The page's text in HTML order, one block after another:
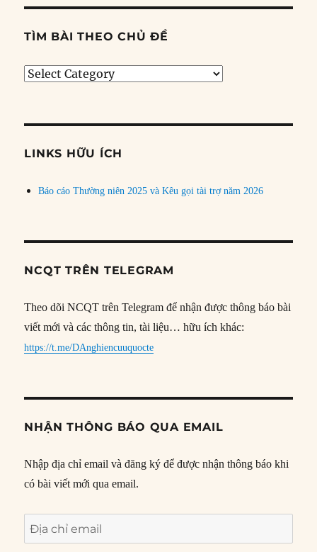
TÌM BÀI THEO CHỦ ĐỀ
Tìm
đề
LINKS HỮU ÍCH
Báo cáo Thường niên 2025 và Kêu gọi tài trợ năm 2026
NCQT TRÊN TELEGRAM
Theo dõi NCQT trên Telegram để nhận được thông báo bài
viết mới và các thông tin, tài liệu… hữu ích khác:
https://t.me/DAnghiencuuquocte
NHẬN THÔNG BÁO QUA EMAIL
Nhập địa chỉ email và đăng ký để được nhận thông báo khi
có bài viết mới qua email.
Địa
chỉ